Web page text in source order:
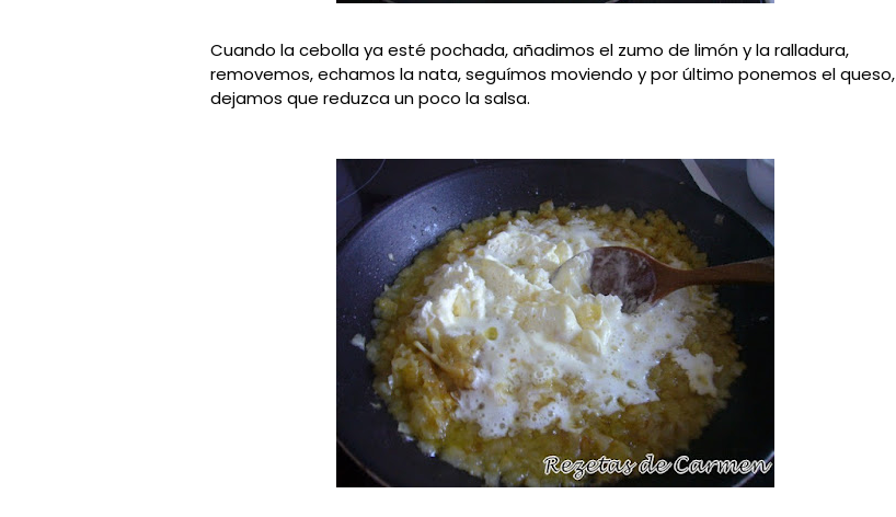
Cuando la cebolla ya esté pochada, añadimos el zumo de limón y la ralladura,
removemos, echamos la nata, seguímos moviendo y por último ponemos el queso,
dejamos que reduzca un poco la salsa.